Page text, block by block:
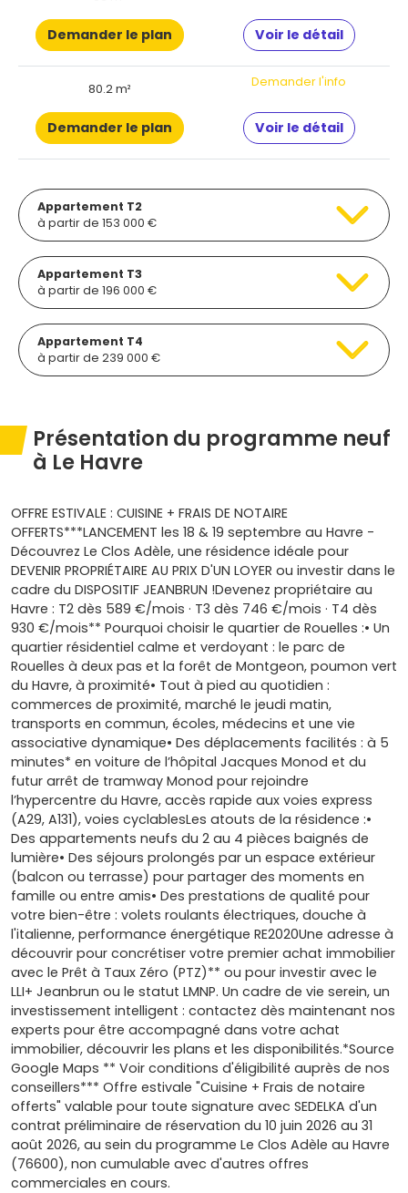
Demander le plan Voir le détail
80.2 m² Demander l'info
Demander le plan Voir le détail
Appartement T2
à partir de 153 000 €
Appartement T3
à partir de 196 000 €
Appartement T4
à partir de 239 000 €
Présentation du programme neuf
à Le Havre
OFFRE ESTIVALE : CUISINE + FRAIS DE NOTAIRE
OFFERTS***LANCEMENT les 18 & 19 septembre au Havre -
Découvrez Le Clos Adèle, une résidence idéale pour
DEVENIR PROPRIÉTAIRE AU PRIX D'UN LOYER ou investir dans le
cadre du DISPOSITIF JEANBRUN !Devenez propriétaire au
Havre : T2 dès 589 €/mois · T3 dès 746 €/mois · T4 dès
930 €/mois** Pourquoi choisir le quartier de Rouelles :• Un
quartier résidentiel calme et verdoyant : le parc de
Rouelles à deux pas et la forêt de Montgeon, poumon vert
du Havre, à proximité• Tout à pied au quotidien :
commerces de proximité, marché le jeudi matin,
transports en commun, écoles, médecins et une vie
associative dynamique• Des déplacements facilités : à 5
minutes* en voiture de l’hôpital Jacques Monod et du
futur arrêt de tramway Monod pour rejoindre
l’hypercentre du Havre, accès rapide aux voies express
(A29, A131), voies cyclablesLes atouts de la résidence :•
Des appartements neufs du 2 au 4 pièces baignés de
lumière• Des séjours prolongés par un espace extérieur
(balcon ou terrasse) pour partager des moments en
famille ou entre amis• Des prestations de qualité pour
votre bien-être : volets roulants électriques, douche à
l'italienne, performance énergétique RE2020Une adresse à
découvrir pour concrétiser votre premier achat immobilier
avec le Prêt à Taux Zéro (PTZ)** ou pour investir avec le
LLI+ Jeanbrun ou le statut LMNP. Un cadre de vie serein, un
investissement intelligent : contactez dès maintenant nos
experts pour être accompagné dans votre achat
immobilier, découvrir les plans et les disponibilités.*Source
Google Maps ** Voir conditions d'éligibilité auprès de nos
conseillers*** Offre estivale "Cuisine + Frais de notaire
offerts" valable pour toute signature avec SEDELKA d'un
contrat préliminaire de réservation du 10 juin 2026 au 31
août 2026, au sein du programme Le Clos Adèle au Havre
(76600), non cumulable avec d'autres offres
commerciales en cours.